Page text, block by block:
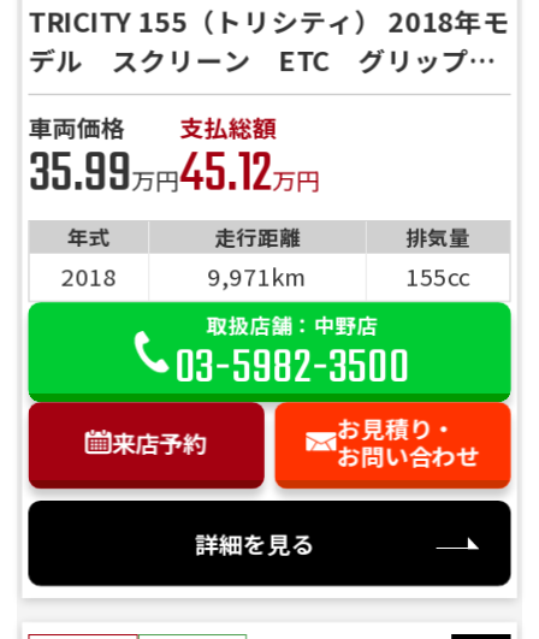
TRICITY 155（トリシティ） 2018年モ
デル スクリーン ETC グリップヒ
ーター
車両価格
35.99万円
支払総額
45.12万円
年式 走行距離 排気量
2018 9,971km 155cc
取扱店舗：中野店
03-5982-3500
来店予約
お見積り・
お問い合わせ
詳細を見る